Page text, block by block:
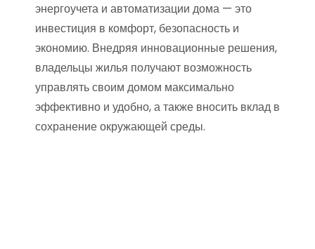
энергоучета и автоматизации дома — это
инвестиция в комфорт, безопасность и
экономию. Внедряя инновационные решения,
владельцы жилья получают возможность
управлять своим домом максимально
эффективно и удобно, а также вносить вклад в
сохранение окружающей среды.